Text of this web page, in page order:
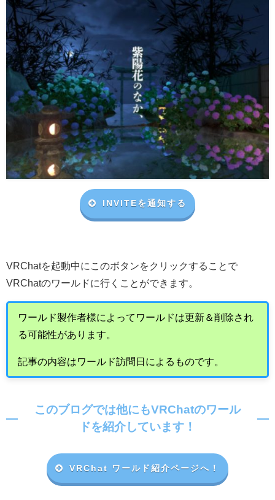
INVITEを通知する
VRChatを起動中にこのボタンをクリックすることで
VRChatのワールドに行くことができます。
ワールド製作者様によってワールドは更新＆削除され
る可能性があります。
記事の内容はワールド訪問日によるものです。
このブログでは他にもVRChatのワール
ドを紹介しています！
VRChat ワールド紹介ページへ！